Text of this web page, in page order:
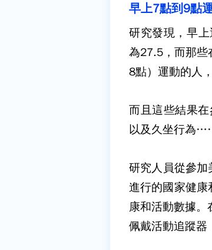
早上7點到 9點
研究發現，早
為27.5 ，而那
8點）運動的人
而且這些結果
以及久坐行為
研究人員從參加
進行的國家健康
康和活動數據
佩戴活動追蹤器